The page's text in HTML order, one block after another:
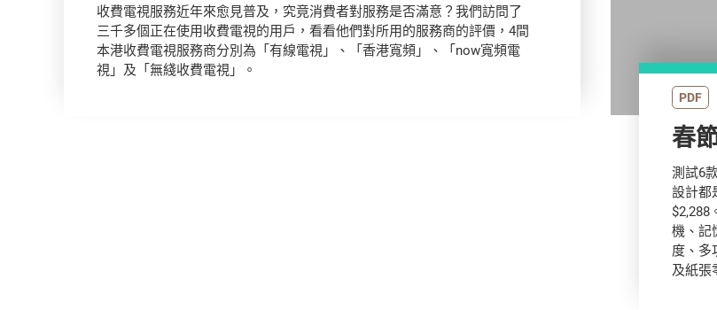
收費電視服務近年來愈見普及，究竟消費者對服務是否滿意？我們訪問了
三千多個正在使用收費電視的用戶，看看他們對所用的服務商的評價，4間
本港收費電視服務商分別為「有線電視」、「香港寬頻」、「now寬頻電
視」及「無綫收費電視」。
PDF
測試6
設計都
$2,288
機、記
度、多
及紙張